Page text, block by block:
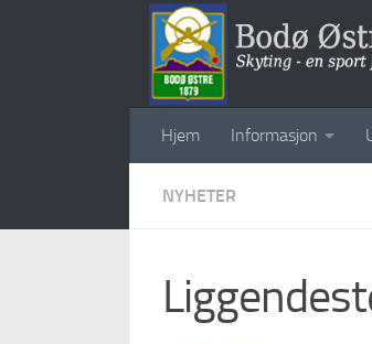
Hjem Informasjon
NYHETER